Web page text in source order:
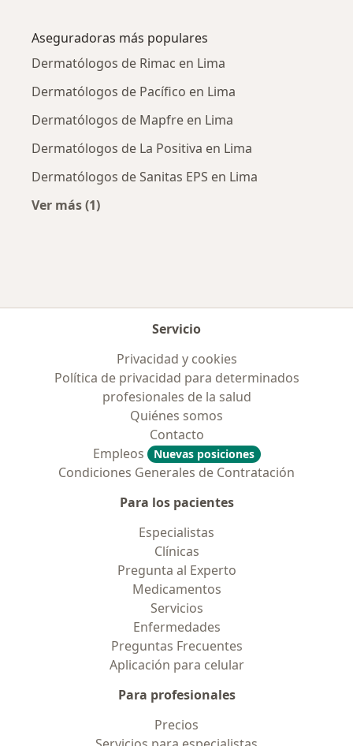
Aseguradoras más populares
Dermatólogos de Rimac en Lima
Dermatólogos de Pacífico en Lima
Dermatólogos de Mapfre en Lima
Dermatólogos de La Positiva en Lima
Dermatólogos de Sanitas EPS en Lima
Ver más (1)
Servicio
Privacidad y cookies
Política de privacidad para determinados
profesionales de la salud
Quiénes somos
Contacto
Empleos
Nuevas posiciones
Condiciones Generales de Contratación
Para los pacientes
Especialistas
Clínicas
Pregunta al Experto
Medicamentos
Servicios
Enfermedades
Preguntas Frecuentes
Aplicación para celular
Para profesionales
Precios